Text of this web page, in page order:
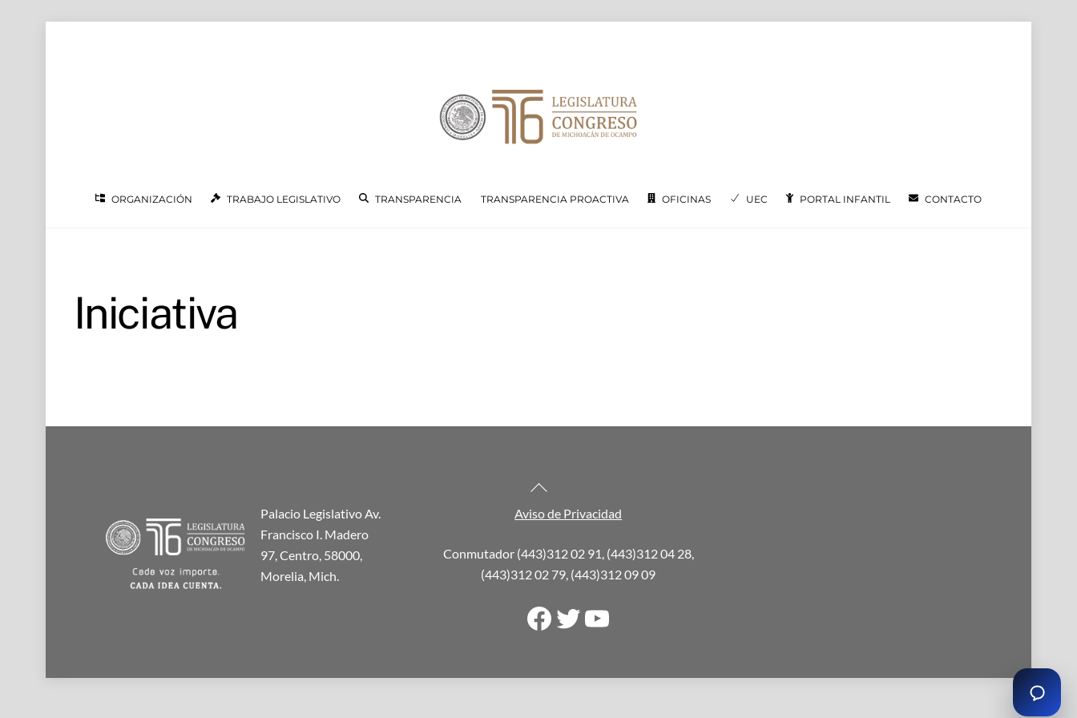
ORGANIZACIÓN TRABAJO LEGISLATIVO TRANSPARENCIA TRANSPARENCIA PROACTIVA OFICINAS UEC PORTAL INFANTIL CONTACTO
Iniciativa
Back
Top
Palacio Legislativo Av.
Francisco I. Madero
97, Centro, 58000,
Morelia, Mich.
Aviso de Privacidad
Conmutador (443)312 02 91, (443)312 04 28,
(443)312 02 79, (443)312 09 09
Facebook
Twitter
YouTube